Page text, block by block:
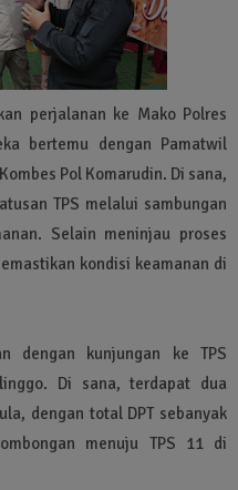
perjalanan ke Mako Polres
bertemu dengan Pamatwil
Pol Komarudin. Di sana,
TPS melalui sambungan
Selain meninjau proses
kondisi keamanan di
dengan kunjungan ke TPS
Di sana, terdapat dua
dengan total DPT sebanyak
menuju TPS 11 di